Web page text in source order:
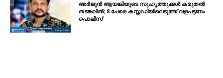
അർജുൻ ആയങ്കിയുടെ സുഹൃത്തുക്കൾ കരുതൽ
തടങ്കലിൽ; 8 പേരെ കസ്റ്റഡിയിലെടുത്ത് വളപട്ടണം
പൊലീസ്